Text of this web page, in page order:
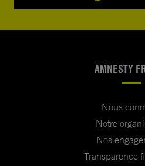
AMNESTY
Nous
Notre
Nos
Transparence